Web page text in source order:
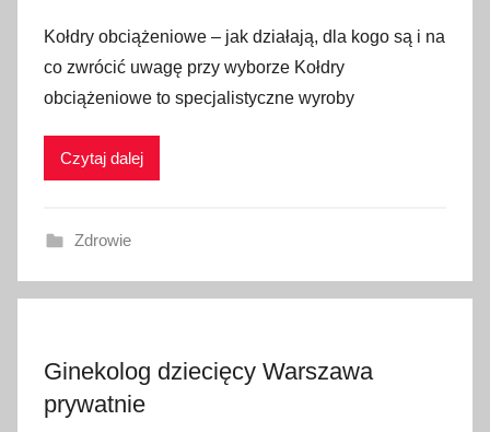
Kołdry obciążeniowe – jak działają, dla kogo są i na
co zwrócić uwagę przy wyborze Kołdry
obciążeniowe to specjalistyczne wyroby
Czytaj dalej
Zdrowie
Ginekolog dziecięcy Warszawa
prywatnie